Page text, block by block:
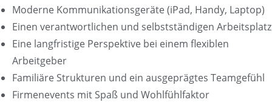
Moderne Kommunikationsgeräte (iPad, Handy, Laptop)
Einen verantwortlichen und selbstständigen Arbeitsplatz
Eine langfristige Perspektive bei einem flexiblen
Arbeitgeber
Familiäre Strukturen und ein ausgeprägtes Teamgefühl
Firmenevents mit Spaß und Wohlfühlfaktor